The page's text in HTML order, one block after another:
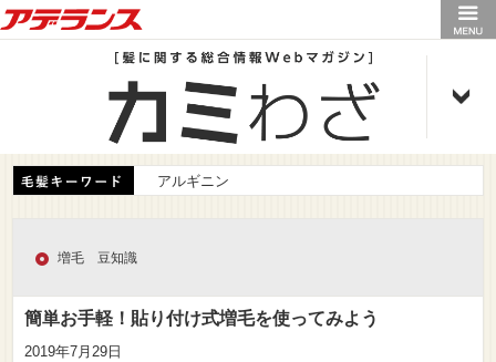
アデランス
アルギニン
増毛 豆知識
簡単お手軽！貼り付け式増毛を使ってみよう
2019年7月29日